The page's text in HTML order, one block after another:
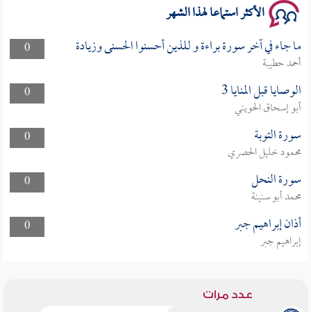
الأكثر استماعا لهذا الشهر
0 ما جاء في آخر سورة براءة و للذين أحسنوا الحسنى وزيادة
أحمد حطيبة
0
الوصايا قبل المنايا 3
أبو إسحاق الحويني
0
سورة التوبة
محمود خليل الحصري
0
سورة النحل
محمد أبو سنينة
0
أذان إبراهيم جبر
إبراهيم جبر
عدد مرات